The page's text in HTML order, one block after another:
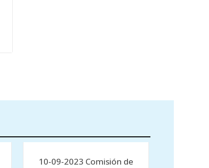
10-09-2023 Comisión de